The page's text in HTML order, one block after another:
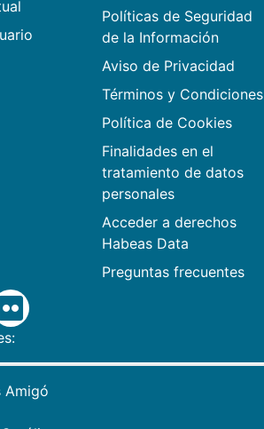
Políticas de Seguridad
de la Información
Aviso de Privacidad
Términos y Condiciones
Política de Cookies
Finalidades en el
tratamiento de datos
personales
Acceder a derechos
Habeas Data
Preguntas frecuentes
Amigó